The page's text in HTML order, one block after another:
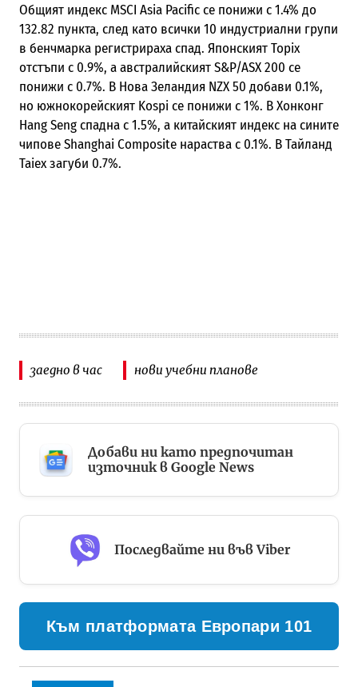
Общият индекс MSCI Asia Pacific се понижи с 1.4% до
132.82 пункта, след като всички 10 индустриални групи
в бенчмарка регистрираха спад. Японският Topix
отстъпи с 0.9%, а австралийският S&P/ASX 200 се
понижи с 0.7%. В Нова Зеландия NZX 50 добави 0.1%,
но южнокорейският Kospi се понижи с 1%. В Хонконг
Hang Seng спадна с 1.5%, а китайският индекс на сините
чипове Shanghai Composite нараства с 0.1%. В Тайланд
Taiex загуби 0.7%.
заедно в час нови учебни планове
Добави ни като предпочитан
източник в Google News
Последвайте ни във Viber
Към платформата Европари 101